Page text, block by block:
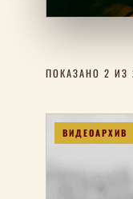
ПОКАЗАНО 2 ИЗ
ВИДЕОАРХИВ